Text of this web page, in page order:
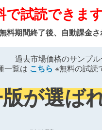
で試読できま
料期間終了後、自動課金
過去市場価格のサンプ
一覧は こちら ※無料の試読
が選ば